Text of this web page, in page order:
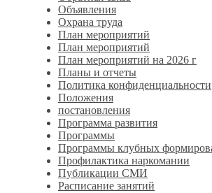
Объявления
Охрана труда
План мероприятий
План мероприятий
План мероприятий на 2026 г
Планы и отчеты
Политика конфиденциальности
Положения
постановления
Программа развития
Программы
Программы клубных
Профилактика наркомании
Публикации СМИ
Расписание занятий